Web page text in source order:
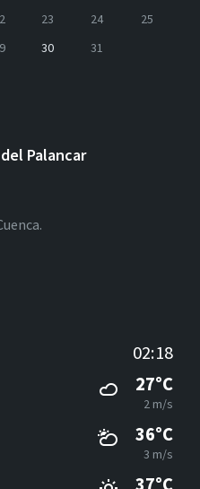
23 24
25
30 31
Palancar
02:18
27°C
2 m/s
36°C
3 m/s